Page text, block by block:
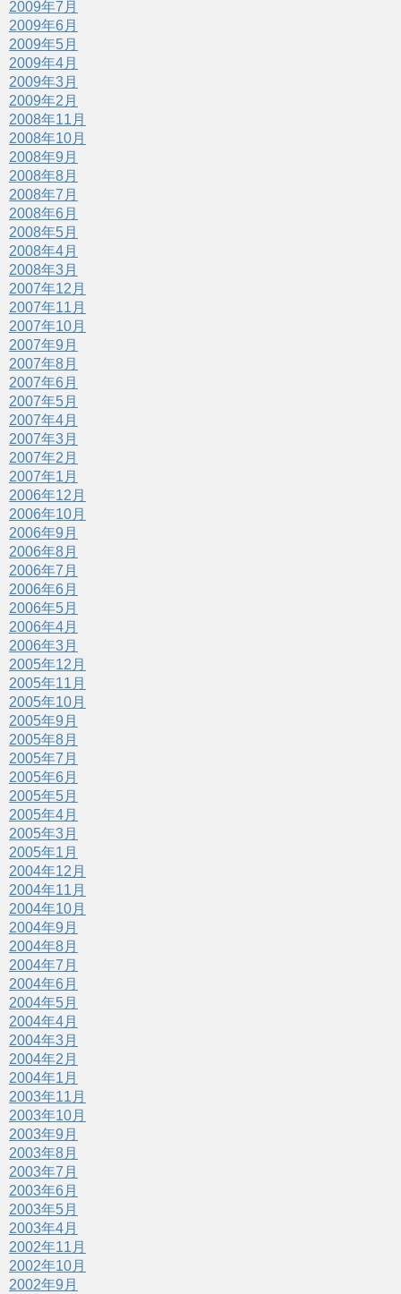
2009年7月
2009年6月
2009年5月
2009年4月
2009年3月
2009年2月
2008年11月
2008年10月
2008年9月
2008年8月
2008年7月
2008年6月
2008年5月
2008年4月
2008年3月
2007年12月
2007年11月
2007年10月
2007年9月
2007年8月
2007年6月
2007年5月
2007年4月
2007年3月
2007年2月
2007年1月
2006年12月
2006年10月
2006年9月
2006年8月
2006年7月
2006年6月
2006年5月
2006年4月
2006年3月
2005年12月
2005年11月
2005年10月
2005年9月
2005年8月
2005年7月
2005年6月
2005年5月
2005年4月
2005年3月
2005年1月
2004年12月
2004年11月
2004年10月
2004年9月
2004年8月
2004年7月
2004年6月
2004年5月
2004年4月
2004年3月
2004年2月
2004年1月
2003年11月
2003年10月
2003年9月
2003年8月
2003年7月
2003年6月
2003年5月
2003年4月
2002年11月
2002年10月
2002年9月